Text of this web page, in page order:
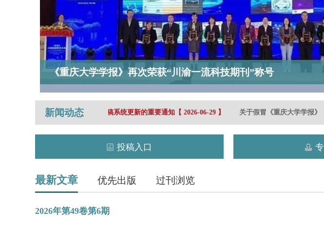
《重庆大学学报》再次荣获“川渝一流科技期刊”称号
新闻动态
公告：关于投审稿系统更新的重要通知【 2026-06-29】 关于假冒《重庆大学学报》
投稿入口
最新文章 优先出版 过刊浏览
2026年第49卷第6期